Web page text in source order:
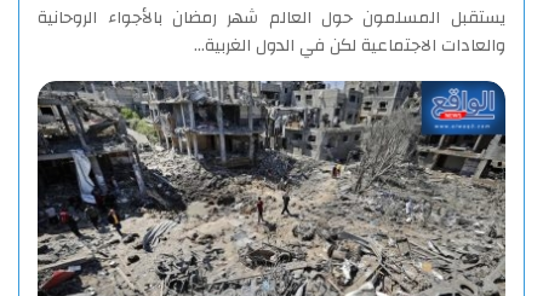
يستقبل المسلمون حول العالم شهر رمضان بالأجواء الروحانية
والعادات الاجتماعية لكن في الدول الغربية…